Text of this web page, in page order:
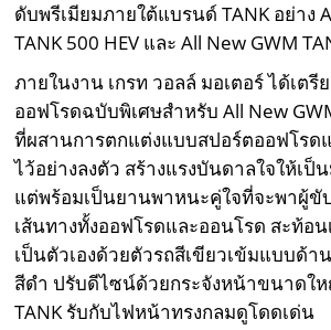
ดับพรีเมียมภายใต้แบรนด์ TANK อย่าง
TANK 500 HEV และ All New GWM
ภายในงาน เกรท วอลล์ มอเตอร์ ได้เต
ออฟโรดฉบับพิเศษสำหรับ All New
ที่ผสานการตกแต่งแบบสปอร์ตออฟโรด
ไว้อย่างลงตัว สร้างแรงบันดาลใจให้เป็
แต่พร้อมเป็นยานพาหนะคู่ใจที่จะพาผู้
เส้นทางทั้งออฟโรดและออนโรด สะท้อ
เป็นตัวเองด้วยตัวรถสีเขียวเข้มแบบด้
สีดำ ปรับดีไซน์ด้วยกระจังหน้าขนาดใ
TANK รับกับไฟหน้าทรงกลมดูโดดเด่น